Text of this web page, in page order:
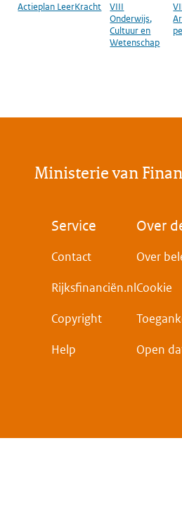
Actieplan LeerKracht
VIII
Onderwijs,
Cultuur en
Wetenschap
Ministerie van
Voet
Service
Contact
Rijksfinanciën.nl
Copyright
Help
Over
Over
Cookie
Open